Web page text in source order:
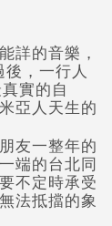
詳的音樂，
，一行人
實的自
亞人天生的
友一整年的
端的台北同
不定時承受
法抵擋的象